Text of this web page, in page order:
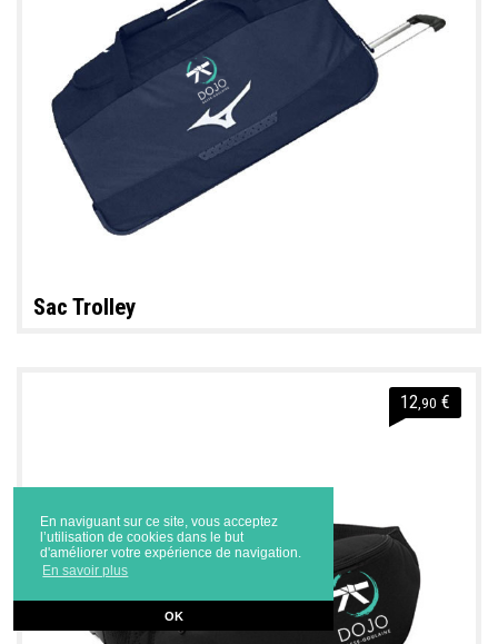
En naviguant sur ce site, vous acceptez
l’utilisation de cookies dans le but
d'améliorer votre expérience de navigation.
En savoir plus
OK
Sac Trolley
12 ,90 €